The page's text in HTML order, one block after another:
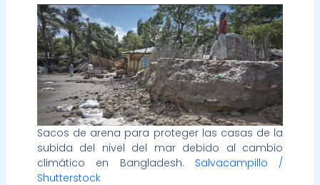
Sacos de arena para proteger las casas de la
subida del nivel del mar debido al cambio
climático en Bangladesh. Salvacampillo /
Shutterstock